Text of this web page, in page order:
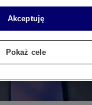
Akceptuję
Pokaż cele